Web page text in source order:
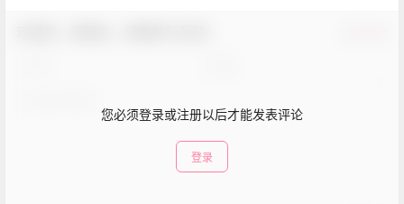
您必须登录或注册以后才能发表评论
登录